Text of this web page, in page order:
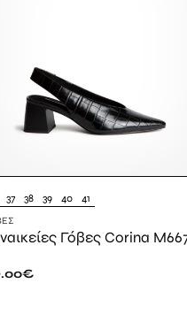
37 38 39 40 41
Γόβες Corina
€